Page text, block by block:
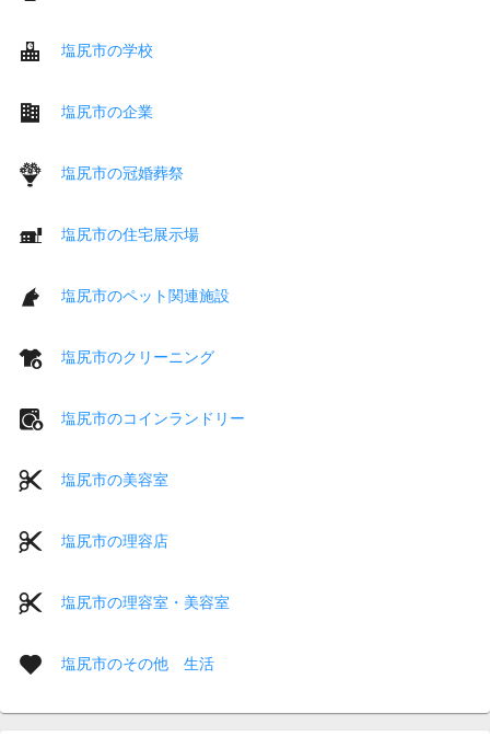
塩尻市の学校
塩尻市の企業
塩尻市の冠婚葬祭
塩尻市の住宅展示場
塩尻市のペット関連施設
塩尻市のクリーニング
塩尻市のコインランドリー
塩尻市の美容室
塩尻市の理容店
塩尻市の理容室・美容室
塩尻市のその他 生活